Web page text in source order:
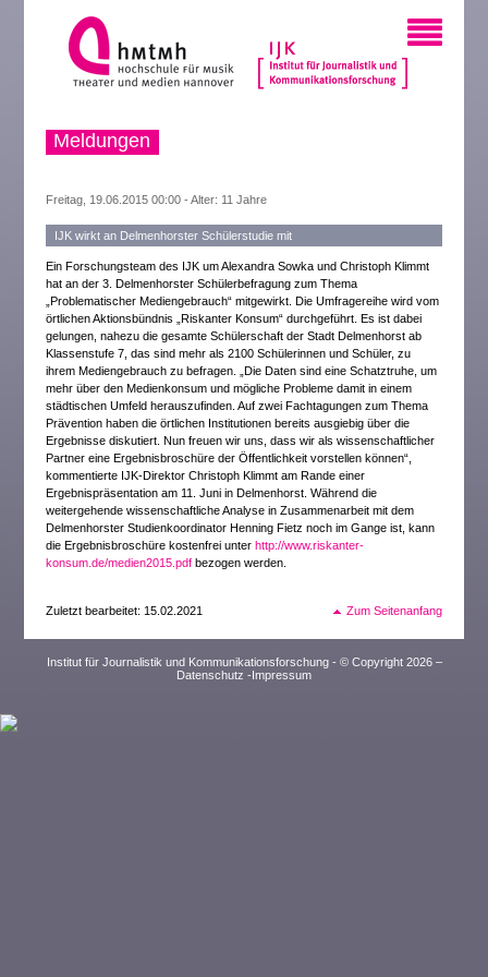
Meldungen
Freitag, 19.06.2015 00:00 - Alter: 11 Jahre
IJK wirkt an Delmenhorster Schülerstudie mit
Ein Forschungsteam des IJK um Alexandra Sowka und Christoph Klimmt
hat an der 3. Delmenhorster Schülerbefragung zum Thema
„Problematischer Mediengebrauch“ mitgewirkt. Die Umfragereihe wird vom
örtlichen Aktionsbündnis „Riskanter Konsum“ durchgeführt. Es ist dabei
gelungen, nahezu die gesamte Schülerschaft der Stadt Delmenhorst ab
Klassenstufe 7, das sind mehr als 2100 Schülerinnen und Schüler, zu
ihrem Mediengebrauch zu befragen. „Die Daten sind eine Schatztruhe, um
mehr über den Medienkonsum und mögliche Probleme damit in einem
städtischen Umfeld herauszufinden. Auf zwei Fachtagungen zum Thema
Prävention haben die örtlichen Institutionen bereits ausgiebig über die
Ergebnisse diskutiert. Nun freuen wir uns, dass wir als wissenschaftlicher
Partner eine Ergebnisbroschüre der Öffentlichkeit vorstellen können“,
kommentierte IJK-Direktor Christoph Klimmt am Rande einer
Ergebnispräsentation am 11. Juni in Delmenhorst. Während die
weitergehende wissenschaftliche Analyse in Zusammenarbeit mit dem
Delmenhorster Studienkoordinator Henning Fietz noch im Gange ist, kann
die Ergebnisbroschüre kostenfrei unterhttp://www.riskanter-
konsum.de/medien2015.pdf bezogen werden.
Zuletzt bearbeitet: 15.02.2021 Zum Seitenanfang
Institut für Journalistik und Kommunikationsforschung - © Copyright 2026 –
Datenschutz -Impressum